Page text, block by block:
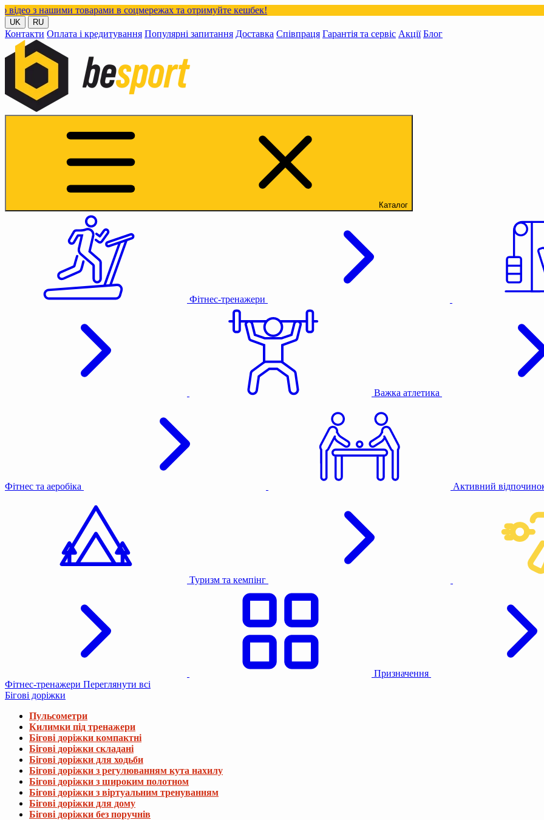
товарами в соцмережах та отримуйте кешбек!
UK RU
Контакти Оплата і кредитування Популярні запитання Доставка Співпраця Гарантія та сервіс Акції Блог
Каталог
Фітнес-тренажери
Важка атлетика
Фітнес та аеробіка Активний
Туризм та кемпінг
Призначення
Фітнес-тренажери Переглянути всі
Бігові доріжки
Пульсометри
Килимки під тренажери
Бігові доріжки компактні
Бігові доріжки складані
Бігові доріжки для ходьби
Бігові доріжки з регулюванням кута нахилу
Бігові доріжки з широким полотном
Бігові доріжки з віртуальним тренуванням
Бігові доріжки для дому
Бігові доріжки без поручнів